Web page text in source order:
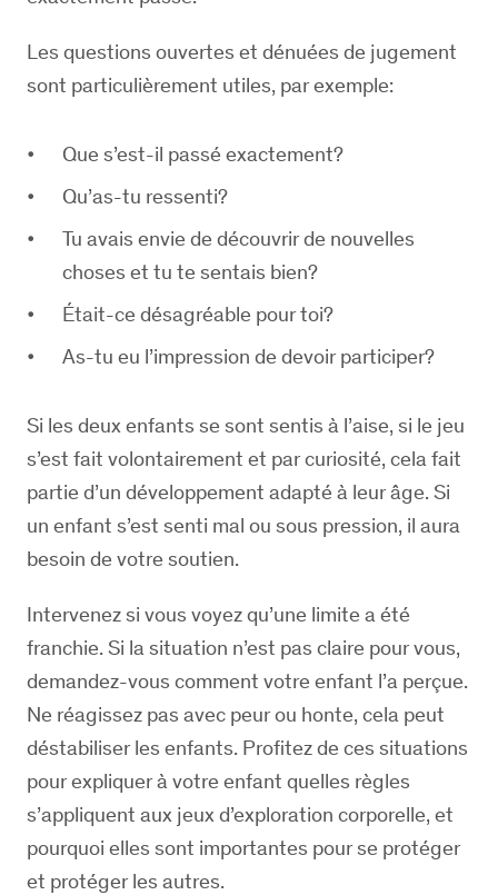
Les questions ouvertes et dénuées de jugement
sont particulièrement utiles, par exemple:
Que s’est-il passé exactement?
Qu’as-tu ressenti?
Tu avais envie de découvrir de nouvelles
choses et tu te sentais bien?
Était-ce désagréable pour toi?
As-tu eu l’impression de devoir participer?
Si les deux enfants se sont sentis à l’aise, si le jeu
s’est fait volontairement et par curiosité, cela fait
partie d’un développement adapté à leur âge. Si
un enfant s’est senti mal ou sous pression, il aura
besoin de votre soutien.
Intervenez si vous voyez qu’une limite a été
franchie. Si la situation n’est pas claire pour vous,
demandez-vous comment votre enfant l’a perçue.
Ne réagissez pas avec peur ou honte, cela peut
déstabiliser les enfants. Profitez de ces situations
pour expliquer à votre enfant quelles règles
s’appliquent aux jeux d’exploration corporelle, et
pourquoi elles sont importantes pour se protéger
et protéger les autres.